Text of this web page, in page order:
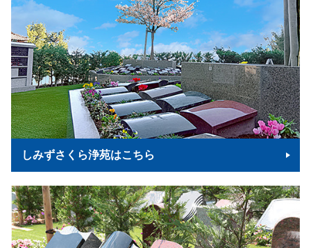
しみずさくら浄苑はこちら